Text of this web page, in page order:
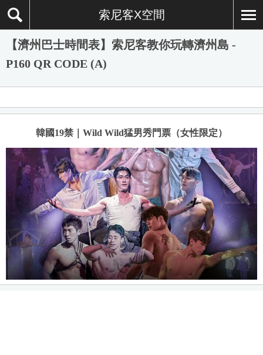
索尼客X空間
【濟州巴士時間表】索尼客教你玩轉濟州島 -
P160 QR CODE (A)
韓國19禁｜Wild Wild猛男秀門票（女性限定）